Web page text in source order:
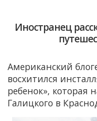
Иностранец
Американский
восхитился
ребенок», которая
Галицкого в